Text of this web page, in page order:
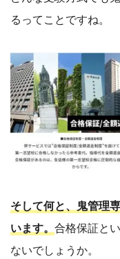
るってことですね。
そして何と、鬼管理
います。 合格保証と
ないでしょうか。